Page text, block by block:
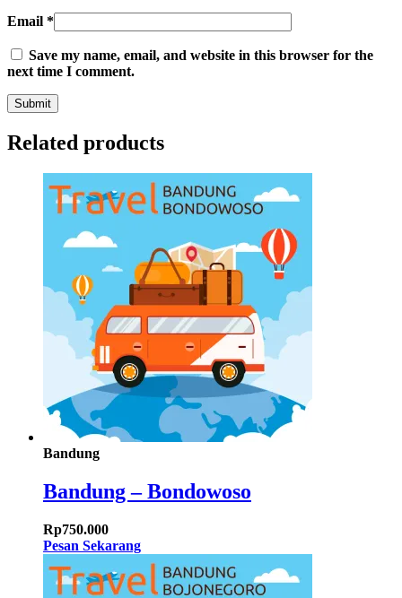
Email *
Save my name, email, and website in this browser for the
next time I comment.
Related products
Bandung
Bandung – Bondowoso
Rp750.000
Pesan Sekarang